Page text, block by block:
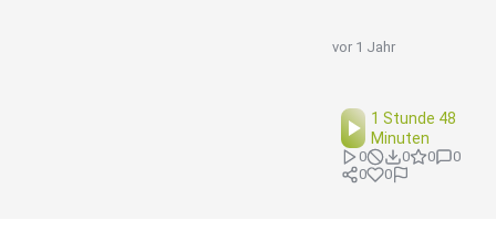
vor 1 Jahr
1 Stunde 48
Minuten
0 0 0
0
0
0